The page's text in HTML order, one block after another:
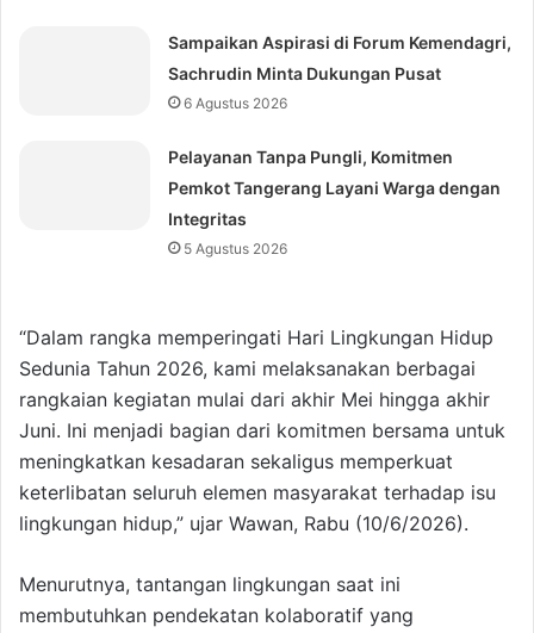
Sampaikan Aspirasi di Forum Kemendagri,
Sachrudin Minta Dukungan Pusat
6 Agustus 2026
Pelayanan Tanpa Pungli, Komitmen
Pemkot Tangerang Layani Warga dengan
Integritas
5 Agustus 2026
“Dalam rangka memperingati Hari Lingkungan Hidup
Sedunia Tahun 2026, kami melaksanakan berbagai
rangkaian kegiatan mulai dari akhir Mei hingga akhir
Juni. Ini menjadi bagian dari komitmen bersama untuk
meningkatkan kesadaran sekaligus memperkuat
keterlibatan seluruh elemen masyarakat terhadap isu
lingkungan hidup,” ujar Wawan, Rabu (10/6/2026).
Menurutnya, tantangan lingkungan saat ini
membutuhkan pendekatan kolaboratif yang